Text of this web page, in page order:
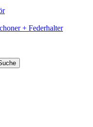
+ Federhalter